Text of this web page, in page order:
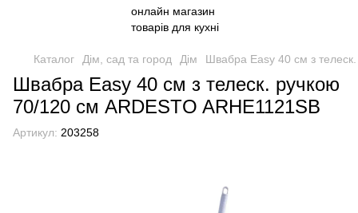
Каталог Дім, сад та город Дім Швабра Easy 40 см з
Швабра Easy 40 см з телеск. ручкою
70/120 см ARDESTO ARHE1121SB
Артикул: 203258